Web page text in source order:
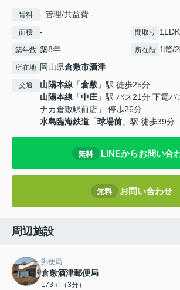
賃料 - 管理/共益費 -
面積 - 間取り 1LDK
築年数 築8年 所在階 1階/
所在地 岡山県倉敷市酒津
交通 山陽本線 「倉敷 」駅 徒歩25分
山陽本線 「中庄 」駅 バス21分 下電
ナカ倉敷駅前店」 停歩26分
水島臨海鉄道 「球場前 」駅 徒歩39分
無料 LINEからお問い合
無料 お問い合わせ
周辺施設
郵便局
倉敷酒津郵便局
173ｍ（3分）